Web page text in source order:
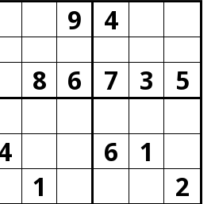
9
4
8 6 7 3
5
6
1
1
2